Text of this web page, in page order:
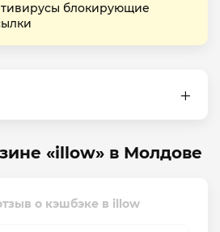
блокирующие
«illow» в Молдове
о кэшбэке в illow